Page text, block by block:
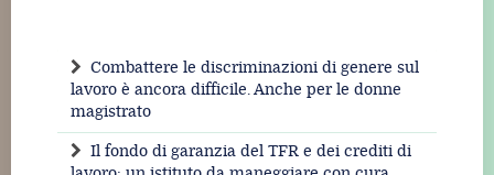
Combattere le discriminazioni di genere sul
lavoro è ancora difficile. Anche per le donne
magistrato
Il fondo di garanzia del TFR e dei crediti di